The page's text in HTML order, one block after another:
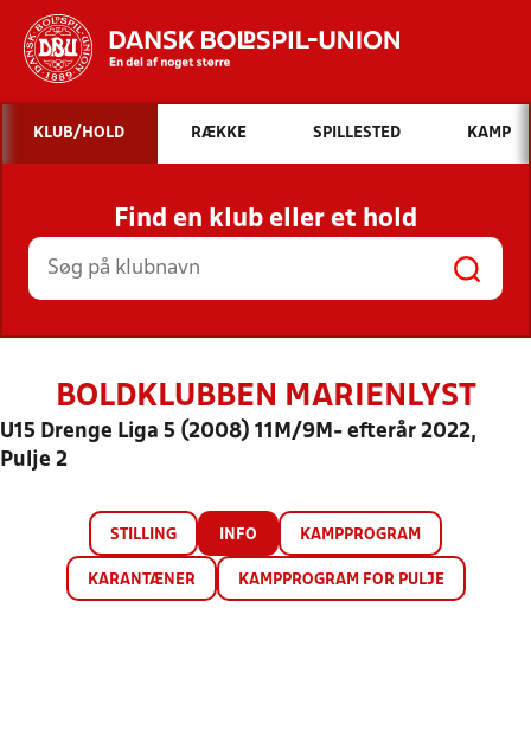
Hvad vil du søge efter?
INDHOLD OG NYHEDER
STILLINGER, RESULTATER, KLUBBER OG
HOLD
KLUB/HOLD RÆKKE SPILLESTED KAMP
Find en klub eller et hold
BOLDKLUBBEN MARIENLYST
U15 Drenge Liga 5 (2008) 11M/9M- efterår 2022,
Pulje 2
STILLING INFO KAMPPROGRAM
KARANTÆNER KAMPPROGRAM FOR PULJE